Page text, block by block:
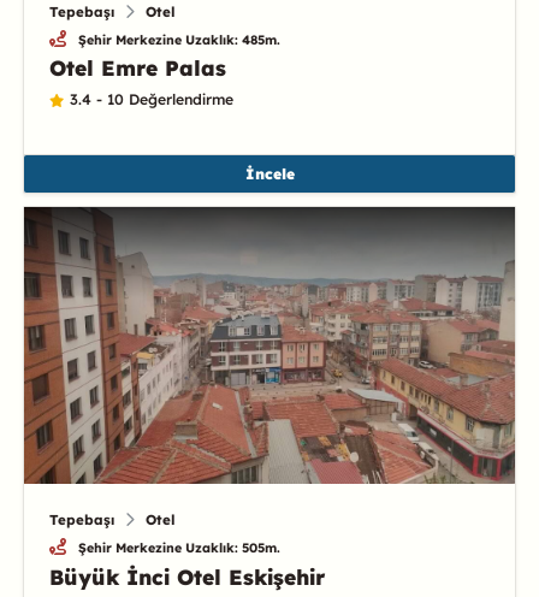
Tepebaşı Otel
Şehir Merkezine Uzaklık: 485m.
Otel Emre Palas
3.4 - 10 Değerlendirme
İncele
Tepebaşı Otel
Şehir Merkezine Uzaklık: 505m.
Büyük İnci Otel Eskişehir